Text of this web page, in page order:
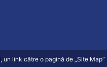
link către o pagină de „Site